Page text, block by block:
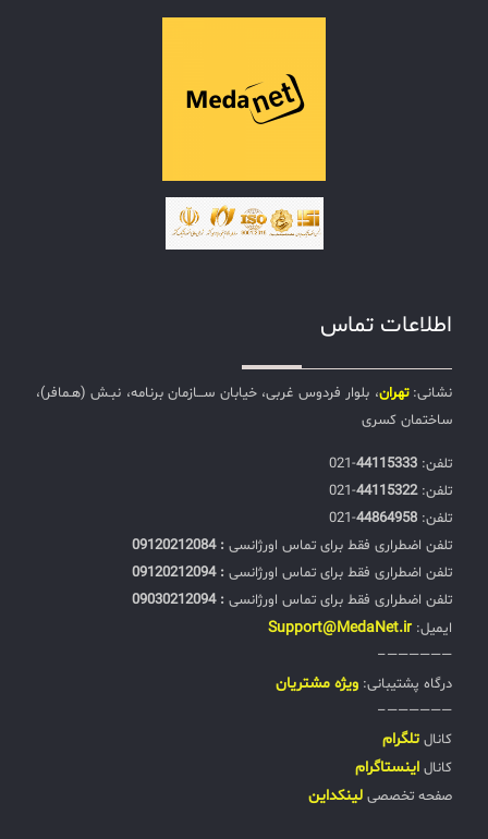
اطلاعات تماس
نشانی:تهران، بلوار فردوس غربی، خیابان ســـازمان برنامه، نبـش (هـمافر)،
ساختمان کسری
تلفن:‌ 44115333
-021
تلفن:‌44115322
-021
تلفن:‌ 44864958
-021
تلفن اضطراری فقط برای تماس اورژانسی : 09120212084
تلفن اضطراری فقط برای تماس اورژانسی : 09120212094
تلفن اضطراری فقط برای تماس اورژانسی : 09030212094
ایمیل: Support@MedaNet.ir
——————–
درگاه پشتیبانی: ويژه مشتریان
——————–
کانال تلگرام
کانال اینستاگرام
صفحه تخصصی لینکداین